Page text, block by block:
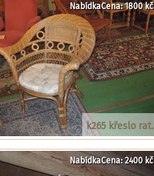
k265 křeslo rat.
NabídkaCena: 1800 kč
NabídkaCena: 2400 kč